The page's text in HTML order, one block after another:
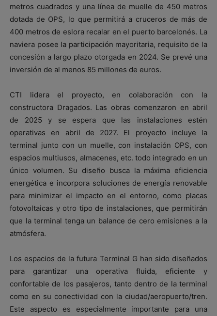
metros cuadrados y una línea de muelle de 450 metros
dotada de OPS, lo que permitirá a cruceros de más de
400 metros de eslora recalar en el puerto barcelonés. La
naviera posee la participación mayoritaria, requisito de la
concesión a largo plazo otorgada en 2024. Se prevé una
inversión de al menos 85 millones de euros.
CTI lidera el proyecto, en colaboración con la
constructora Dragados. Las obras comenzaron en abril
de 2025 y se espera que las instalaciones estén
operativas en abril de 2027. El proyecto incluye la
terminal junto con un muelle, con instalación OPS, con
espacios multiusos, almacenes, etc. todo integrado en un
único volumen. Su diseño busca la máxima eficiencia
energética e incorpora soluciones de energía renovable
para minimizar el impacto en el entorno, como placas
fotovoltaicas y otro tipo de instalaciones, que permitirán
que la terminal tenga un balance de cero emisiones a la
atmósfera.
Los espacios de la futura Terminal G han sido diseñados
para garantizar una operativa fluida, eficiente y
confortable de los pasajeros, tanto dentro de la terminal
como en su conectividad con la ciudad/aeropuerto/tren.
Este aspecto es especialmente importante para una